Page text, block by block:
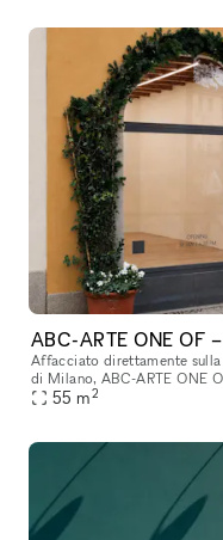
Affacciato direttamente sulla
di Milano, ABC-ARTE ONE
completamente ristrutturato
55 m2